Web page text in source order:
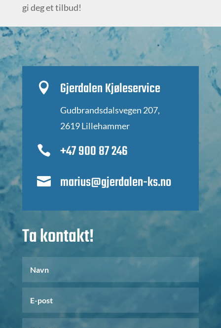
gi deg et tilbud!
 Gjerdalen Kjøleservice
Gudbrandsdalsvegen 207,
2619 Lillehammer
 +47 900 87 246
 marius@gjerdalen-ks.no
Ta kontakt!